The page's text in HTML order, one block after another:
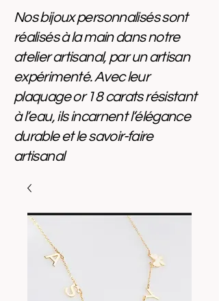
Nos bijoux personnalisés sont
réalisés à la main dans notre
atelier artisanal, par un artisan
expérimenté. Avec leur
plaquage or 18 carats résistant
à l’eau, ils incarnent l’élégance
durable et le savoir-faire
artisanal